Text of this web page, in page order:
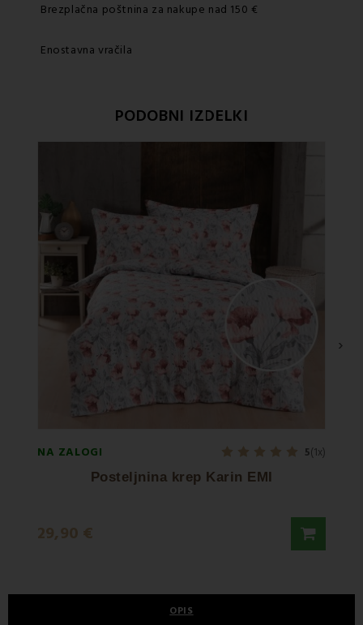
Brezplačna poštnina za nakupe nad 150 €
Enostavna vračila
PODOBNI IZDELKI
NA ZALOGI 5(1x)
Posteljnina krep Karin EMI
29,90 €
›
OPIS